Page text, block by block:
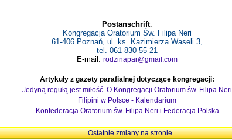
Postanschrift:
Kongregacja Oratorium Św. Filipa Neri
61-406 Poznań, ul. ks. Kazimierza Waseli 3,
tel. 061 830 55 21
E-mail: rodzinapar@gmail.com
Artykuły z gazety parafialnej dotyczące kongregacji:
Jedyną regułą jest miłość. O Kongregacji Oratorium św. Filipa Neri
Filipini w Polsce - Kalendarium
Konfederacja Oratorium św. Filipa Neri i Federacja Polska
Ostatnie zmiany na stronie